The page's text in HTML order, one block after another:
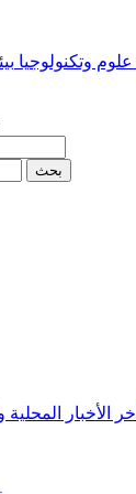
علوم وتكنولوجيا
أخر الأخبار المحلية